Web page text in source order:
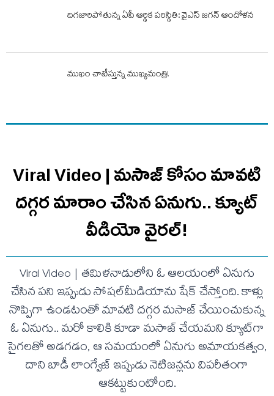
దిగజారిపోతున్న ఏపీ ఆర్థిక పరిస్థితి: వైఎస్ జగన్ ఆందోళన
ముఖం చాటేస్తున్న ముఖ్యమంత్రి!
Viral Video | మసాజ్ కోసం మావటి
దగ్గర మారాం చేసిన ఏనుగు.. క్యూట్
వీడియో వైరల్!
Viral Video | తమిళనాడులోని ఓ ఆలయంలో ఏనుగు
చేసిన పని ఇప్పుడు సోషల్‌మీడియాను షేక్ చేస్తోంది. కాళ్లు
నొప్పిగా ఉండటంతో మావటి దగ్గర మసాజ్ చేయించుకున్న
ఓ ఏనుగు.. మరో కాలికి కూడా మసాజ్ చేయమని క్యూట్‌గా
సైగలతో అడగడం, ఆ సమయంలో ఏనుగు అమాయకత్వం,
దాని బాడీ లాంగ్వేజ్ ఇప్పుడు నెటిజన్లను విపరీతంగా
ఆకట్టుకుంటోంది.